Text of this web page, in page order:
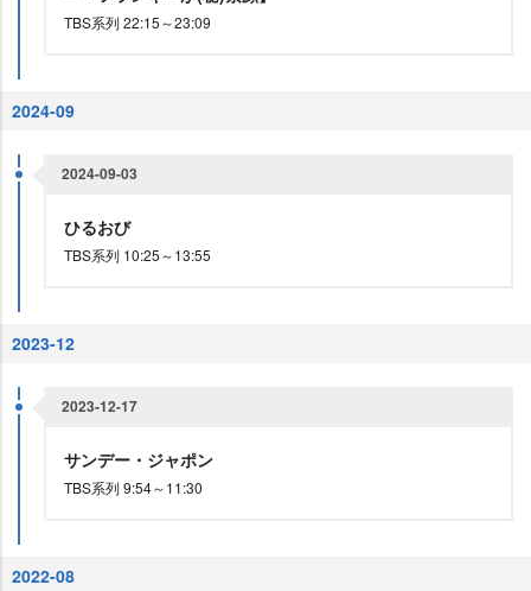
TBS系列 22:15～23:09
2024-09
2024-09-03
ひるおび
TBS系列 10:25～13:55
2023-12
2023-12-17
サンデー・ジャポン
TBS系列 9:54～11:30
2022-08